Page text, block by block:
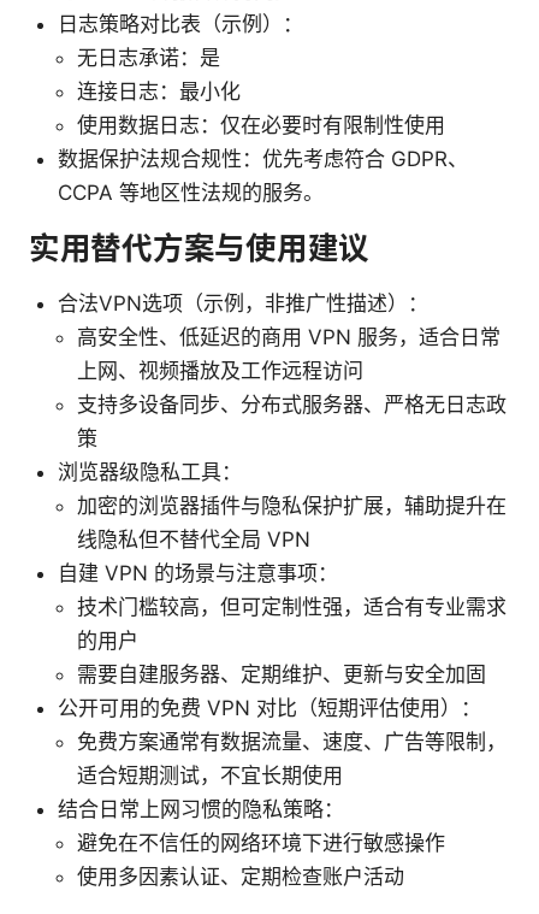
日志策略对比表（示例）：
无日志承诺：是
连接日志：最小化
使用数据日志：仅在必要时有限制性使用
数据保护法规合规性：优先考虑符合 GDPR、
CCPA 等地区性法规的服务。
实用替代方案与使用建议
合法VPN选项（示例，非推广性描述）：
高安全性、低延迟的商用 VPN 服务，适合日常
上网、视频播放及工作远程访问
支持多设备同步、分布式服务器、严格无日志政
策
浏览器级隐私工具：
加密的浏览器插件与隐私保护扩展，辅助提升在
线隐私但不替代全局 VPN
自建 VPN 的场景与注意事项：
技术门槛较高，但可定制性强，适合有专业需求
的用户
需要自建服务器、定期维护、更新与安全加固
公开可用的免费 VPN 对比（短期评估使用）：
免费方案通常有数据流量、速度、广告等限制，
适合短期测试，不宜长期使用
结合日常上网习惯的隐私策略：
避免在不信任的网络环境下进行敏感操作
使用多因素认证、定期检查账户活动